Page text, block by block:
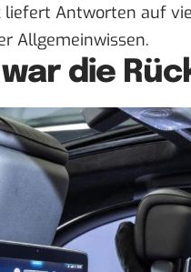
Antworten auf
Allgemeinwissen.
die